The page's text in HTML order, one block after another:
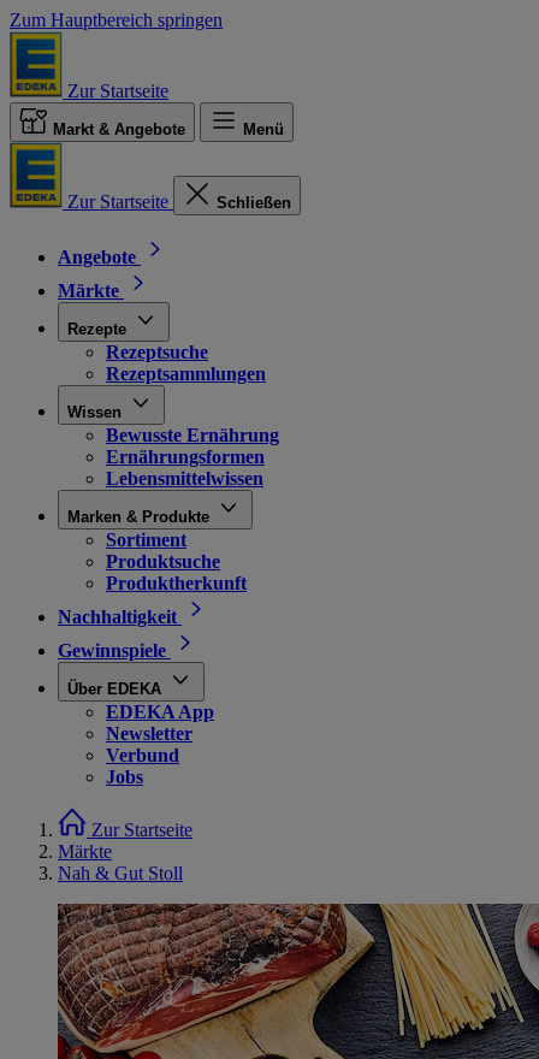
Zum Hauptbereich springen
Zur Startseite
Markt & Angebote Menü
Zur Startseite Schließen
Angebote
Märkte
Rezepte
Rezeptsuche
Rezeptsammlungen
Wissen
Bewusste Ernährung
Ernährungsformen
Lebensmittelwissen
Marken & Produkte
Sortiment
Produktsuche
Produktherkunft
Nachhaltigkeit
Gewinnspiele
Über EDEKA
EDEKA App
Newsletter
Verbund
Jobs
Zur Startseite
Märkte
Nah & Gut Stoll